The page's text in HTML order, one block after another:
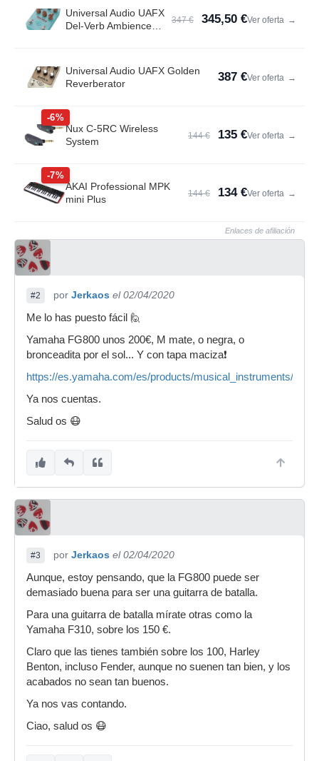
Universal Audio UAFX
Del-Verb Ambience
347 € 345,50 €Ver oferta →
Universal Audio UAFX Golden
Reverberator
387 €Ver oferta →
-6%
Nux C-5RC Wireless
System
144 € 135 €Ver oferta →
-7%
AKAI Professional MPK
mini Plus
144 € 134 €Ver oferta →
Enlaces de afiliación
#2 por Jerkaos el 02/04/2020
Me lo has puesto fácil 🙋
Yamaha FG800 unos 200€, M mate, o negra, o
bronceadita por el sol... Y con tapa maciza❗
https://es.yamaha.com/es/products/musical_instruments/
Ya nos cuentas.
Salud os 😷
#3 por Jerkaos el 02/04/2020
Aunque, estoy pensando, que la FG800 puede ser
demasiado buena para ser una guitarra de batalla.
Para una guitarra de batalla mírate otras como la
Yamaha F310, sobre los 150 €.
Claro que las tienes también sobre los 100, Harley
Benton, incluso Fender, aunque no suenen tan bien, y los
acabados no sean tan buenos.
Ya nos vas contando.
Ciao, salud os 😷